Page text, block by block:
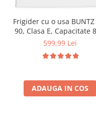
Frigider cu o usa BUNTZ
90, Clasa E, Capacitate
Iluminare interioara,
cm, Alb
599,99 Lei
ADAUGA IN COS